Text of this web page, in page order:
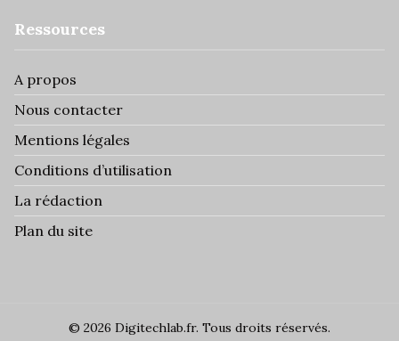
Ressources
A propos
Nous contacter
Mentions légales
Conditions d’utilisation
La rédaction
Plan du site
© 2026 Digitechlab.fr. Tous droits réservés.